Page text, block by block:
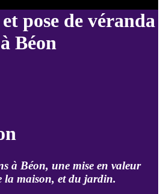
pose de véranda
à Béon
à Béon, une mise en valeur
la maison, et du jardin.